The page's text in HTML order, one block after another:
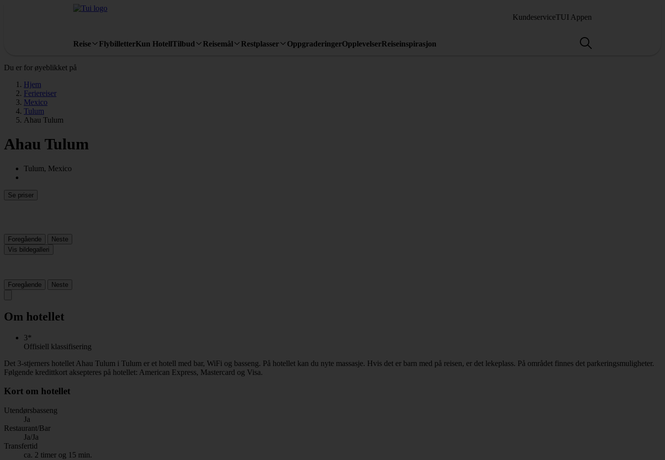
KundeserviceTUI Appen
Reise FlybilletterKun HotellTilbud Reisemål Restplasser OppgraderingerOpplevelserReiseinspirasjon
Du er for øyeblikket på
Hjem
Feriereiser
Mexico
Tulum
Ahau Tulum
Ahau Tulum
Tulum, Mexico
Se priser
Foregående
Neste
Vis bildegalleri
Foregående Neste
Om hotellet
3*
Offisiell klassifisering
Det 3-stjerners hotellet Ahau Tulum i Tulum er et hotell med bar, WiFi og basseng. På hotellet kan du nyte massasje. Hvis det er barn med på reisen, er det lekeplass. På området finnes det parkeringsmuligheter.
Følgende kredittkort aksepteres på hotellet: American Express, Mastercard og Visa.
Kort om hotellet
Utendørsbasseng
Ja
Restaurant/Bar
Ja/Ja
Transfertid
ca. 2 timer og 15 min.